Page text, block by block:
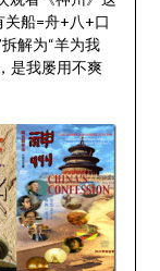
船=舟+八+口
解为“羊为我
是我屡用不爽